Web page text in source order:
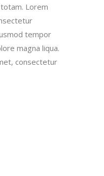
Lorem
tempor
magna liqua.
consectetur